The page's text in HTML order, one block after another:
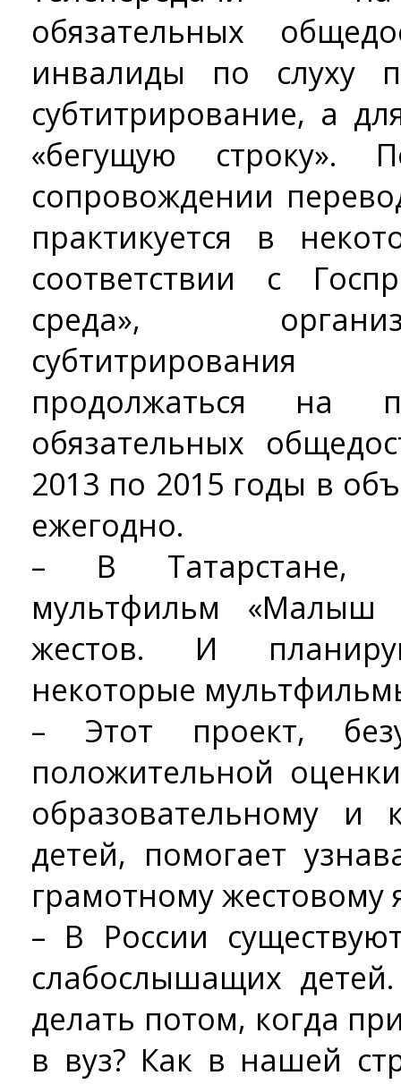
обязательных
инвалиды по слуху
субтитрирование, а
«бегущую строку».
сопровождении
практикуется в
соответствии с
среда»,
продолжаться на
обязательных
2013 по 2015 годы в
ежегодно.
– В Татарстане,
мультфильм
жестов. И
некоторые
– Этот проект,
положительной
образовательному и
детей, помогает
грамотному жестовому
– В России
слабослышащих
делать потом, когда
в вуз? Как в нашей